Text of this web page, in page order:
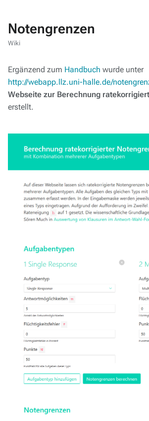
Notengrenzen
Wiki
Ergänzend zum Handbuch wurde unter
http://webapp.llz.uni-halle.de/
Webseite zur Berechnung
erstellt.